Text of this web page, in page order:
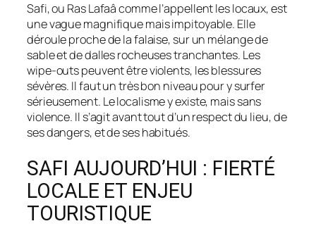
Safi, ou Ras Lafaâ comme l’appellent les locaux, est
une vague magnifique mais impitoyable. Elle
déroule proche de la falaise, sur un mélange de
sable et de dalles rocheuses tranchantes. Les
wipe-outs peuvent être violents, les blessures
sévères. Il faut un très bon niveau pour y surfer
sérieusement. Le localisme y existe, mais sans
violence. Il s’agit avant tout d’un respect du lieu, de
ses dangers, et de ses habitués.
SAFI AUJOURD’HUI : FIERTÉ
LOCALE ET ENJEU
TOURISTIQUE